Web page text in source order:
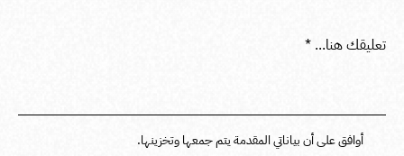
أوافق على أن بياناتي المقدمة يتم جمعها وتخزينها.